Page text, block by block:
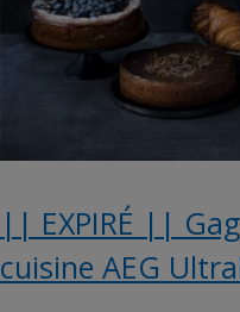
|| EXPIRÉ ||
cuisine AEG